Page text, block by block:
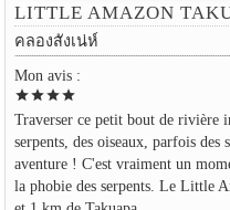
LITTLE AMAZON
คลองสังเน่ห์
Mon avis :
starstarstarstar
Traverser ce petit bout de rivière
serpents, des oiseaux, parfois des
aventure ! C'est vraiment un
la phobie des serpents. Le Little